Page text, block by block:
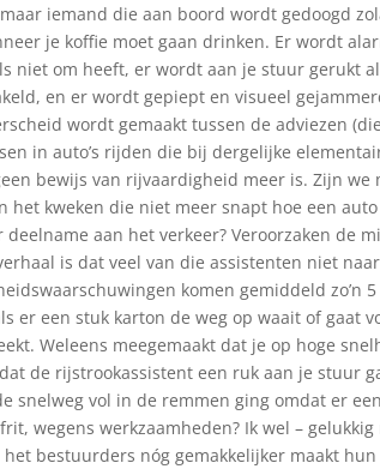
iemand die aan boord wordt gedoogd
je koffie moet gaan drinken. Er wordt
niet om heeft, er wordt aan je stuur gerukt
en er wordt gepiept en visueel
wordt gemaakt tussen de adviezen
in auto’s rijden die bij dergelijke
bewijs van rijvaardigheid meer is. Zijn
het kweken die niet meer snapt hoe een
aan het verkeer? Veroorzaken de
is dat veel van die assistenten niet
komen gemiddeld zo’n
er een stuk karton de weg op waait of gaat
Weleens meegemaakt dat je op hoge
de rijstrookassistent een ruk aan je stuur
snelweg vol in de remmen ging omdat er
wegens werkzaamheden? Ik wel –
bestuurders nóg gemakkelijker maakt